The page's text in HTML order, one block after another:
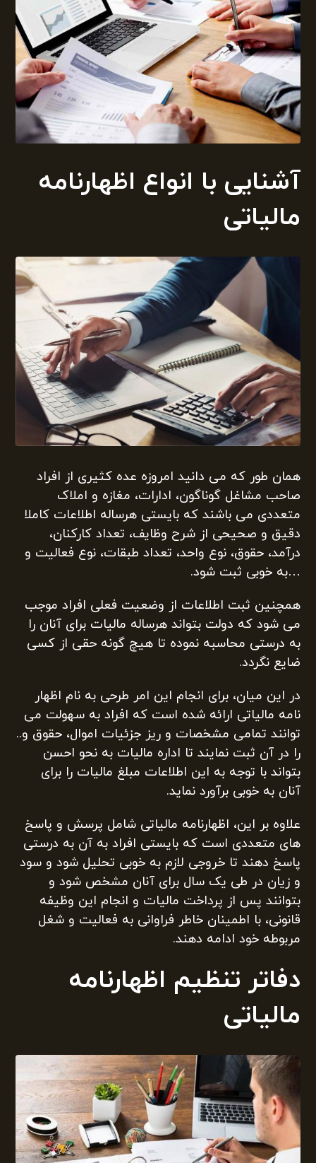
آشنایی با انواع اظهارنامه
مالیاتی
همان طور که می دانید امروزه عده کثیری از افراد
صاحب مشاغل گوناگون، ادارات، مغازه و املاک
متعددی می باشند که بایستی هرساله اطلاعات کاملا
دقیق و صحیحی از شرح وظایف، تعداد کارکنان،
درآمد، حقوق، نوع واحد، تعداد طبقات، نوع فعالیت و
…به خوبی ثبت شود.
همچنین ثبت اطلاعات از وضعیت فعلی افراد موجب
می شود که دولت بتواند هرساله مالیات برای آنان را
به درستی محاسبه نموده تا هیچ گونه حقی از کسی
ضایع نگردد.
در این میان، برای انجام این امر طرحی به نام اظهار
نامه مالیاتی ارائه شده است که افراد به سهولت می
توانند تمامی مشخصات و ریز جزئیات اموال، حقوق و..
را در آن ثبت نمایند تا اداره مالیات به نحو احسن
بتواند با توجه به این اطلاعات مبلغ مالیات را برای
آنان به خوبی برآورد نماید.
علاوه بر این، اظهارنامه مالیاتی شامل پرسش و پاسخ
های متعددی است که بایستی افراد به آن به درستی
پاسخ دهند تا خروجی لازم به خوبی تحلیل شود و سود
و زیان در طی یک سال برای آنان مشخص شود و
بتوانند پس از پرداخت مالیات و انجام این وظیفه
قانونی، با اطمینان خاطر فراوانی به فعالیت و شغل
مربوطه خود ادامه دهند.
دفاتر تنظیم اظهارنامه
مالیاتی